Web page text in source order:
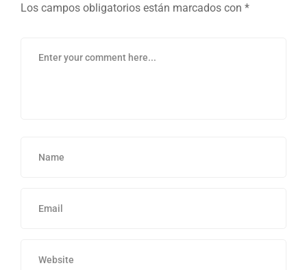
Los campos obligatorios están marcados con *